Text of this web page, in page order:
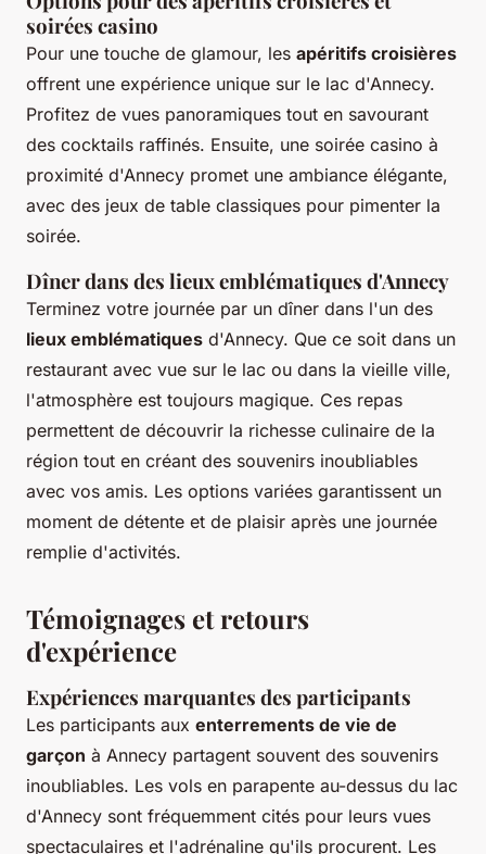
soirées casino
Pour une touche de glamour, les apéritifs croisières
offrent une expérience unique sur le lac d'Annecy.
Profitez de vues panoramiques tout en savourant
des cocktails raffinés. Ensuite, une soirée casino à
proximité d'Annecy promet une ambiance élégante,
avec des jeux de table classiques pour pimenter la
soirée.
Dîner dans des lieux emblématiques d'Annecy
Terminez votre journée par un dîner dans l'un des
lieux emblématiques d'Annecy. Que ce soit dans un
restaurant avec vue sur le lac ou dans la vieille ville,
l'atmosphère est toujours magique. Ces repas
permettent de découvrir la richesse culinaire de la
région tout en créant des souvenirs inoubliables
avec vos amis. Les options variées garantissent un
moment de détente et de plaisir après une journée
remplie d'activités.
Témoignages et retours
d'expérience
Expériences marquantes des participants
Les participants aux enterrements de vie de
garçon à Annecy partagent souvent des souvenirs
inoubliables. Les vols en parapente au-dessus du lac
d'Annecy sont fréquemment cités pour leurs vues
spectaculaires et l'adrénaline qu'ils procurent. Les